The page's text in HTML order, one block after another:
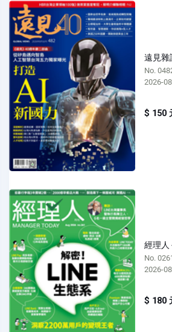
遠見雜
No.
2026-
$ 150
經理人
No.
2026-
$ 180